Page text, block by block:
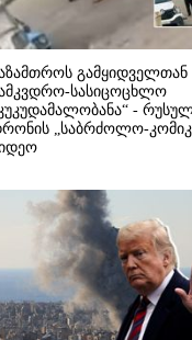
გამყიდველთან
სასიცოცხლო
-
„საბრძოლო-